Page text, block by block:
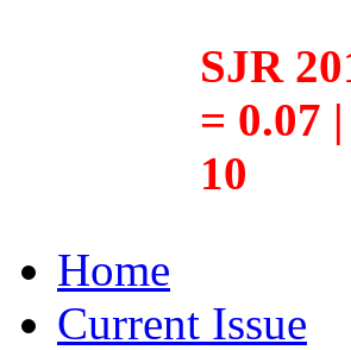
SJR
= 0.07
10
Home
Current Issue